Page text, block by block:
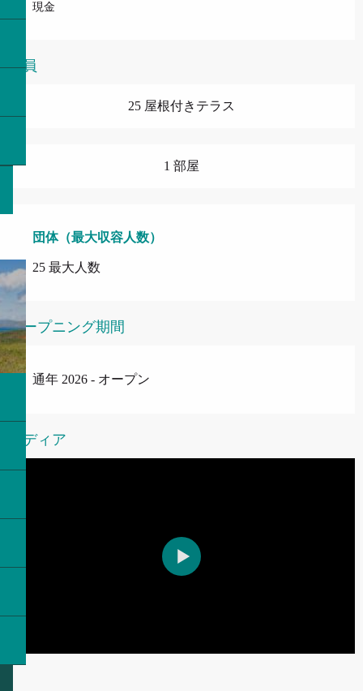
現金
定員
25 屋根付きテラス
1 部屋
団体（最大収容人数）
団体（最大収容人数）
25 最大人数
オープニング期間
通年 2026 - オープン
メディア